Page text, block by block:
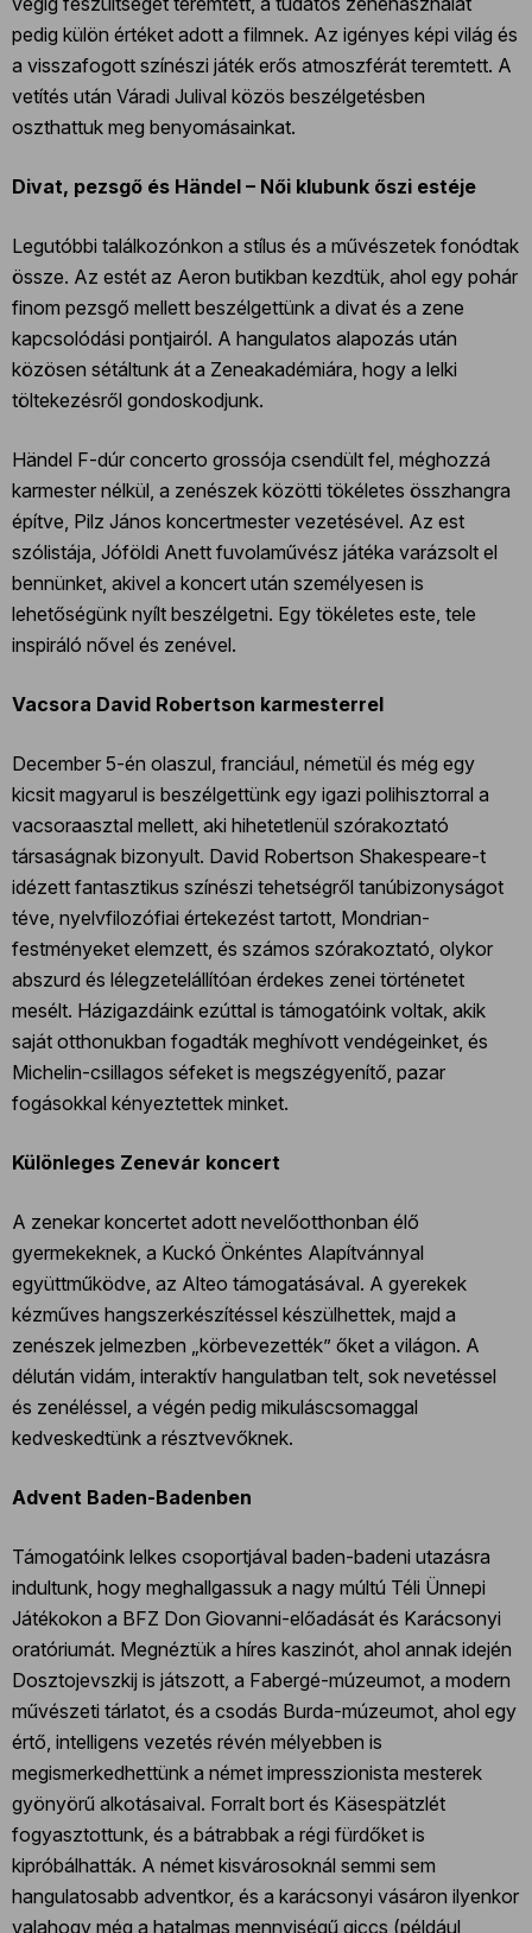
pedig külön értéket adott a filmnek. Az igényes képi világ és
a visszafogott színészi játék erős atmoszférát teremtett. A
vetítés után Váradi Julival közös beszélgetésben
oszthattuk meg benyomásainkat.
Divat, pezsgő és Händel – Női klubunk őszi estéje
Legutóbbi találkozónkon a stílus és a művészetek fonódtak
össze. Az estét az Aeron butikban kezdtük, ahol egy pohár
finom pezsgő mellett beszélgettünk a divat és a zene
kapcsolódási pontjairól. A hangulatos alapozás után
közösen sétáltunk át a Zeneakadémiára, hogy a lelki
töltekezésről gondoskodjunk.
Händel F-dúr concerto grossója csendült fel, méghozzá
karmester nélkül, a zenészek közötti tökéletes összhangra
építve, Pilz János koncertmester vezetésével. Az est
szólistája, Jóföldi Anett fuvolaművész játéka varázsolt el
bennünket, akivel a koncert után személyesen is
lehetőségünk nyílt beszélgetni. Egy tökéletes este, tele
inspiráló nővel és zenével.
Vacsora David Robertson karmesterrel
December 5-én olaszul, franciául, németül és még egy
kicsit magyarul is beszélgettünk egy igazi polihisztorral a
vacsoraasztal mellett, aki hihetetlenül szórakoztató
társaságnak bizonyult. David Robertson Shakespeare-t
idézett fantasztikus színészi tehetségről tanúbizonyságot
téve, nyelvfilozófiai értekezést tartott, Mondrian-
festményeket elemzett, és számos szórakoztató, olykor
abszurd és lélegzetelállítóan érdekes zenei történetet
mesélt. Házigazdáink ezúttal is támogatóink voltak, akik
saját otthonukban fogadták meghívott vendégeinket, és
Michelin-csillagos séfeket is megszégyenítő, pazar
fogásokkal kényeztettek minket.
Különleges Zenevár koncert
A zenekar koncertet adott nevelőotthonban élő
gyermekeknek, a Kuckó Önkéntes Alapítvánnyal
együttműködve, az Alteo támogatásával. A gyerekek
kézműves hangszerkészítéssel készülhettek, majd a
zenészek jelmezben „körbevezették” őket a világon. A
délután vidám, interaktív hangulatban telt, sok nevetéssel
és zenéléssel, a végén pedig mikuláscsomaggal
kedveskedtünk a résztvevőknek.
Advent Baden-Badenben
Támogatóink lelkes csoportjával baden-badeni utazásra
indultunk, hogy meghallgassuk a nagy múltú Téli Ünnepi
Játékokon a BFZ Don Giovanni-előadását és Karácsonyi
oratóriumát. Megnéztük a híres kaszinót, ahol annak idején
Dosztojevszkij is játszott, a Fabergé-múzeumot, a modern
művészeti tárlatot, és a csodás Burda-múzeumot, ahol egy
értő, intelligens vezetés révén mélyebben is
megismerkedhettünk a német impresszionista mesterek
gyönyörű alkotásaival. Forralt bort és Käsespätzlét
fogyasztottunk, és a bátrabbak a régi fürdőket is
kipróbálhatták. A német kisvárosoknál semmi sem
hangulatosabb adventkor, és a karácsonyi vásáron ilyenkor
valahogy még a hatalmas mennyiségű giccs (például